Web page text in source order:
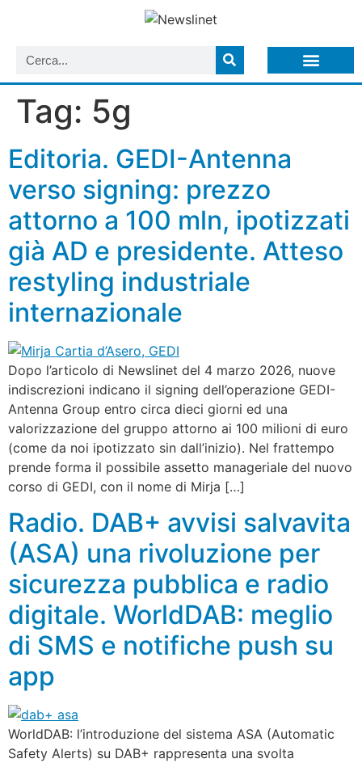
Tag: 5g
Editoria. GEDI-Antenna
verso signing: prezzo
attorno a 100 mln, ipotizzati
già AD e presidente. Atteso
restyling industriale
internazionale
Dopo l’articolo di Newslinet del 4 marzo 2026, nuove
indiscrezioni indicano il signing dell’operazione GEDI-
Antenna Group entro circa dieci giorni ed una
valorizzazione del gruppo attorno ai 100 milioni di euro
(come da noi ipotizzato sin dall’inizio). Nel frattempo
prende forma il possibile assetto manageriale del nuovo
corso di GEDI, con il nome di Mirja […]
Radio. DAB+ avvisi salvavita
(ASA) una rivoluzione per
sicurezza pubblica e radio
digitale. WorldDAB: meglio
di SMS e notifiche push su
app
WorldDAB: l’introduzione del sistema ASA (Automatic
Safety Alerts) su DAB+ rappresenta una svolta